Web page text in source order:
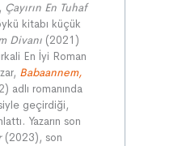
Çayırın En Tuhaf
kitabı küçük
Divanı (2021)
En İyi Roman
Babaannem,
adlı romanında
geçirdiği,
Yazarın son
(2023), son